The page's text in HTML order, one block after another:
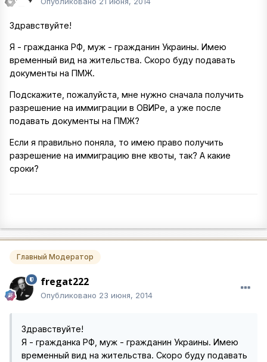
Здравствуйте!
Я - гражданка РФ, муж - гражданин Украины. Имею
временный вид на жительства. Скоро буду подавать
документы на ПМЖ.
Подскажите, пожалуйста, мне нужно сначала получить
разрешение на иммиграции в ОВИРе, а уже после
подавать документы на ПМЖ?
Если я правильно поняла, то имею право получить
разрешение на иммиграцию вне квоты, так? А какие
сроки?
Главный Модератор
fregat222
Опубликовано 23 июня, 2014
Здравствуйте!
Я - гражданка РФ, муж - гражданин Украины. Имею
временный вид на жительства. Скоро буду подавать